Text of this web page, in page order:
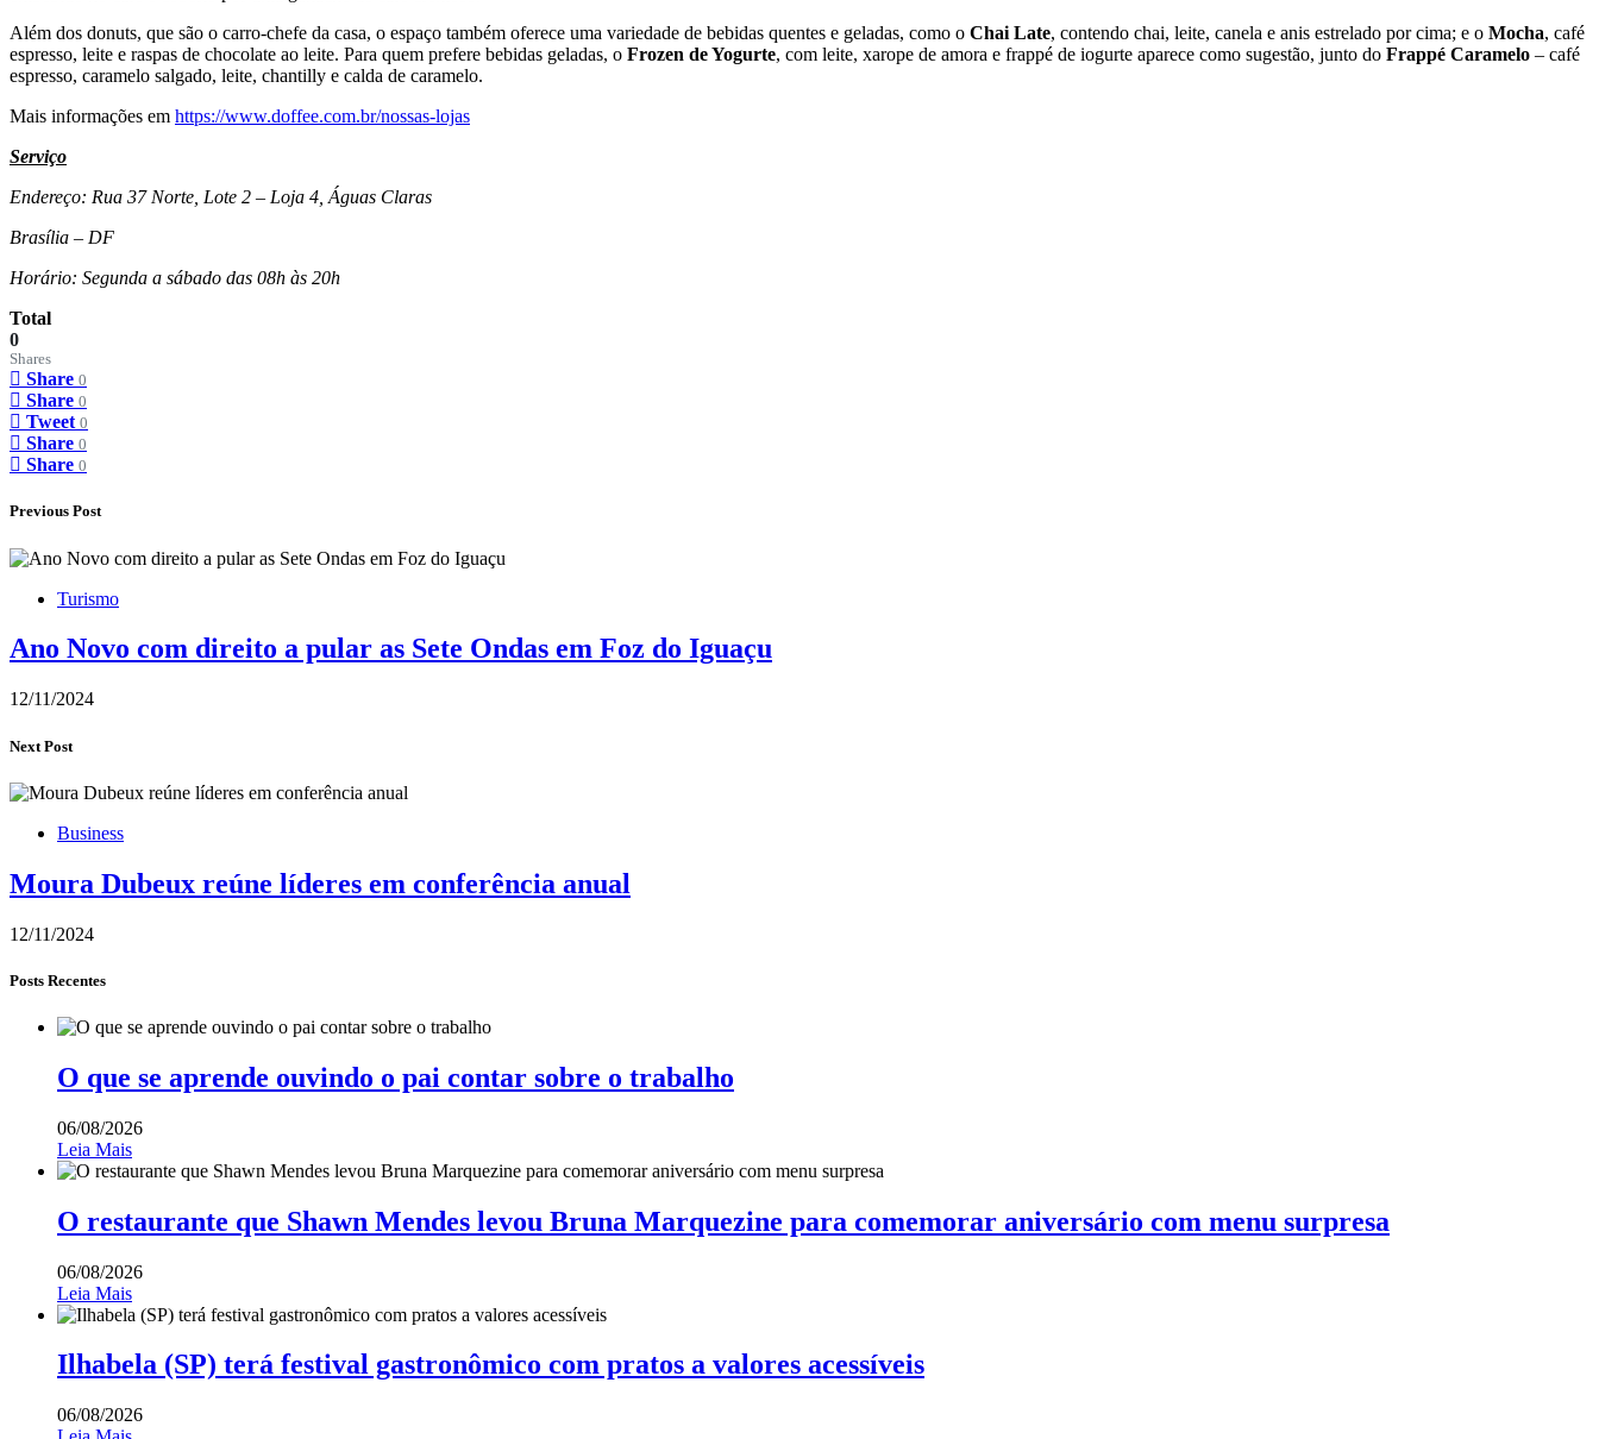
Além dos donuts, que são o carro-chefe da casa, o espaço também oferece uma variedade de bebidas quentes e geladas, como o Chai Late, contendo chai, leite, canela e anis estrelado por cima; e o Mocha, café
espresso, leite e raspas de chocolate ao leite. Para quem prefere bebidas geladas, o Frozen de Yogurte, com leite, xarope de amora e frappé de iogurte aparece como sugestão, junto do Frappé Caramelo – café
espresso, caramelo salgado, leite, chantilly e calda de caramelo.
Mais informações em https://www.doffee.com.br/nossas-lojas
Serviço
Endereço: Rua 37 Norte, Lote 2 – Loja 4, Águas Claras
Brasília – DF
Horário: Segunda a sábado das 08h às 20h
Total
0
Shares
Share 0
Share 0
Tweet 0
Share 0
Share 0
Previous Post
Turismo
Ano Novo com direito a pular as Sete Ondas em Foz do Iguaçu
12/11/2024
Next Post
Business
Moura Dubeux reúne líderes em conferência anual
12/11/2024
Posts Recentes
O que se aprende ouvindo o pai contar sobre o trabalho
06/08/2026
Leia Mais
O restaurante que Shawn Mendes levou Bruna Marquezine para comemorar aniversário com menu surpresa
06/08/2026
Leia Mais
Ilhabela (SP) terá festival gastronômico com pratos a valores acessíveis
06/08/2026